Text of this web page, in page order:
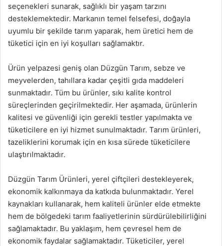
seçenekleri sunarak, sağlıklı bir yaşam tarzını
desteklemektedir. Markanın temel felsefesi, doğayla
uyumlu bir şekilde tarım yaparak, hem üretici hem de
tüketici için en iyi koşulları sağlamaktır.
Ürün yelpazesi geniş olan Düzgün Tarım, sebze ve
meyvelerden, tahıllara kadar çeşitli gıda maddeleri
sunmaktadır. Tüm bu ürünler, sıkı kalite kontrol
süreçlerinden geçirilmektedir. Her aşamada, ürünlerin
kalitesi ve güvenliği için gerekli testler yapılmakta ve
tüketicilere en iyi hizmet sunulmaktadır. Tarım ürünleri,
tazeliklerini korumak için en kısa sürede tüketicilere
ulaştırılmaktadır.
Düzgün Tarım Ürünleri, yerel çiftçileri destekleyerek,
ekonomik kalkınmaya da katkıda bulunmaktadır. Yerel
kaynakları kullanarak, hem kaliteli ürünler elde etmekte
hem de bölgedeki tarım faaliyetlerinin sürdürülebilirliğini
sağlamaktadır. Bu yaklaşım, hem çevresel hem de
ekonomik faydalar sağlamaktadır. Tüketiciler, yerel